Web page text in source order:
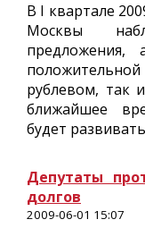
В I квартале
Москвы
рублевом, так
ближайшее
будет
Депутаты
долгов
2009-06-01 15:07